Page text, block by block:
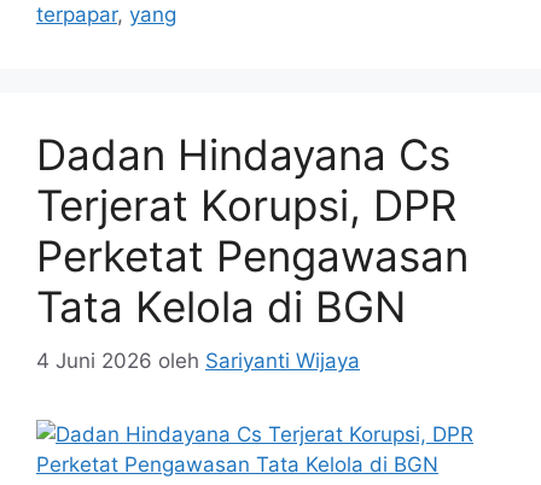
terpapar, yang
Dadan Hindayana Cs
Terjerat Korupsi, DPR
Perketat Pengawasan
Tata Kelola di BGN
4 Juni 2026 oleh Sariyanti Wijaya